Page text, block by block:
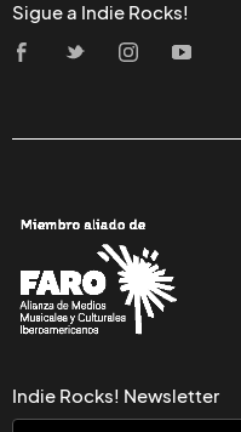
Sigue a Indie Rocks!
Indie Rocks! Newsletter